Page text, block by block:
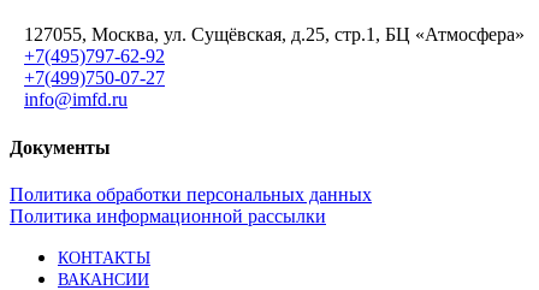
127055, Москва, ул. Сущёвская, д.25, стр.1, БЦ «Атмосфера»
+7(495)797-62-92
+7(499)750-07-27
info@imfd.ru
Документы
Политика обработки персональных данных
Политика информационной рассылки
КОНТАКТЫ
ВАКАНСИИ